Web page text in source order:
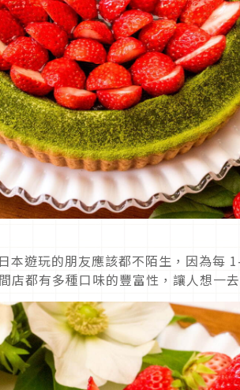
遊玩的朋友應該都不陌生，因為每
店都有多種口味的豐富性，讓人想一去